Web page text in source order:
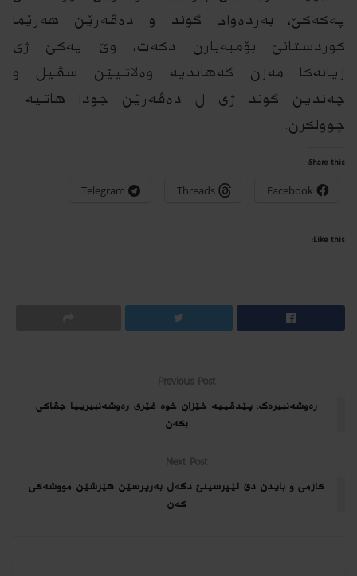
په‌كه‌كێ، به‌رده‌وام گوند و ده‌ڤه‌رێن هه‌رێما
كوردستانێ بۆمبه‌بارن دكه‌ت، وێ یه‌كێ ژى
زیانه‌كا مه‌زن گه‌هاندیه‌ وه‌لاتیێن سڤیل و
چه‌ندین گوند ژى ل ده‌ڤه‌رێن جودا هاتیه‌
چوولكرن.
Share this:
Facebook
Threads
Telegram
Like this:
Previous Post
رەوشەنبیرەک: پێدڤییە خێزان خوە فێری رەوشەنبیرییا جڤاکی
بکەن
Next Post
كازمى و بایدن دێ لێپرسینێ دگه‌ل به‌رپرسێن هێرشێن مووشه‌كى
كه‌ن